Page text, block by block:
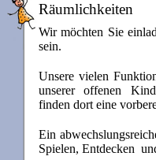
Räumlichkeiten
Wir möchten Sie
sein.
Unsere vielen
unserer offenen
finden dort eine
Ein
Spielen, Entdecken